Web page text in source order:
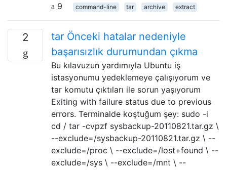
9
command-line tar archive extract
2
tar Önceki hatalar nedeniyle
başarısızlık durumundan çıkma
Bu kılavuzun yardımıyla Ubuntu iş
istasyonumu yedeklemeye çalışıyorum ve
tar komutu çıktıları ile sorun yaşıyorum
Exiting with failure status due to previous
errors. Terminalde koştuğum şey: sudo -i
cd / tar -cvpzf sysbackup-20110821.tar.gz \
--exclude=/sysbackup-20110821.tar.gz \ --
exclude=/proc \ --exclude=/lost+found \ --
exclude=/sys \ --exclude=/mnt \ --